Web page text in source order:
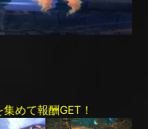
めて報酬GET！